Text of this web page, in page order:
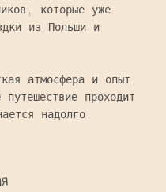
которые уже
из Польши и
атмосфера и опыт,
проходит
надолго.